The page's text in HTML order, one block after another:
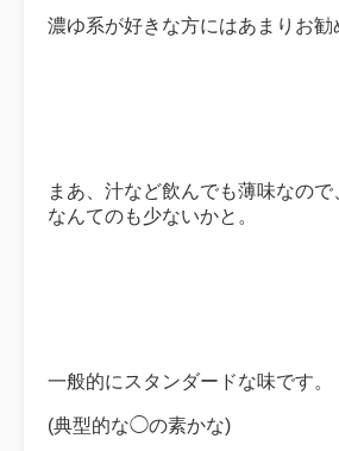
濃ゆ系が好きな方にはあまりお勧
まあ、汁など飲んでも薄味なの
なんてのも少ないかと。
一般的にスタンダードな味です。
(典型的な◯の素かな)